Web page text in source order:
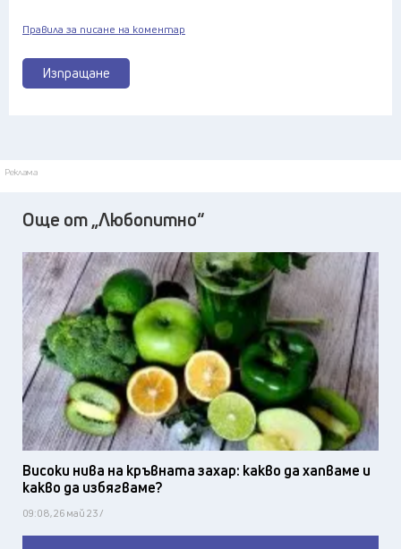
Изпращане
Правила за писане на коментар
Реклама
Още от „Любопитно“
Високи нива на кръвната захар: какво да хапваме и
какво да избягваме?
09:08, 26 май 23 /